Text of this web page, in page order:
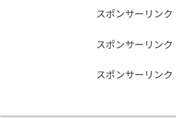
スポンサーリンク
スポンサーリンク
スポンサーリンク